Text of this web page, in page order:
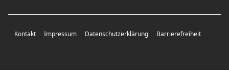
Kontakt Impressum Datenschutzerklärung Barrierefreiheit